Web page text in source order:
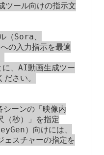
ツール向けの指示文
（Sora、
の入力指示を最適
、AI動画生成ツー
さい。
ーンの「映像内
（秒）」を指定
）向けには、
ェスチャーの指定を